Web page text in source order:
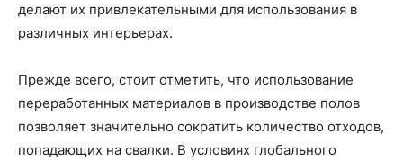
делают их привлекательными для использования в
различных интерьерах.
Прежде всего, стоит отметить, что использование
переработанных материалов в производстве полов
позволяет значительно сократить количество отходов,
попадающих на свалки. В условиях глобального